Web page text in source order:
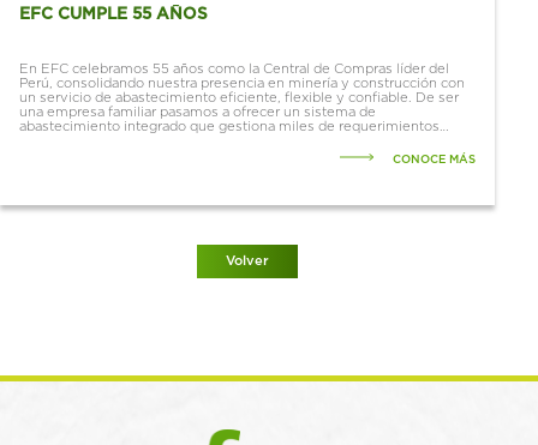
EFC CUMPLE 55 AÑOS
En EFC celebramos 55 años como la Central de Compras líder del
Perú, consolidando nuestra presencia en minería y construcción con
un servicio de abastecimiento eficiente, flexible y confiable. De ser
una empresa familiar pasamos a ofrecer un sistema de
abastecimiento integrado que gestiona miles de requerimientos
CONOCE MÁS
Volver